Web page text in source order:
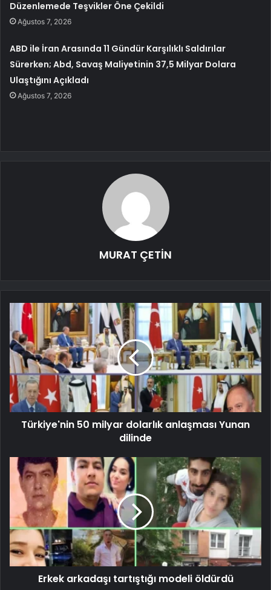
Düzenlemede Teşvikler Öne Çekildi
Ağustos 7, 2026
ABD ile İran Arasında 11 Gündür Karşılıklı Saldırılar
Sürerken; Abd, Savaş Maliyetinin 37,5 Milyar Dolara
Ulaştığını Açıkladı
Ağustos 7, 2026
MURAT ÇETİN
Türkiye'nin 50 milyar dolarlık anlaşması Yunan
dilinde
Erkek arkadaşı tartıştığı modeli öldürdü